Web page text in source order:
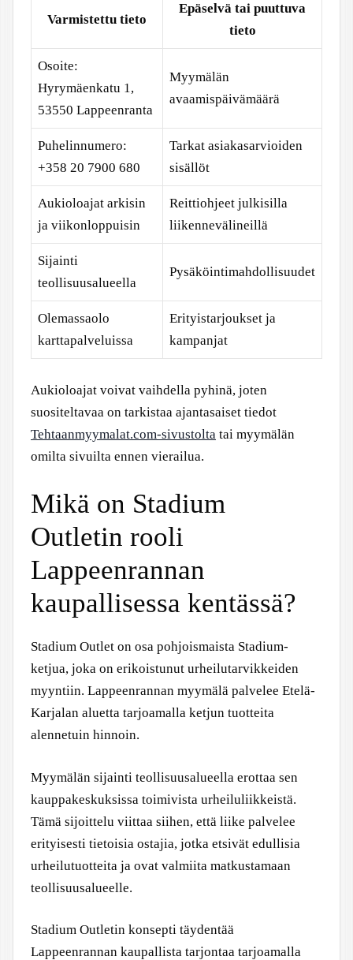
Varmistettu tieto
Epäselvä tai puuttuva
tieto
Osoite:
Hyrymäenkatu 1,
53550 Lappeenranta
Myymälän
avaamispäivämäärä
Puhelinnumero:
+358 20 7900 680
Tarkat asiakasarvioiden
sisällöt
Aukioloajat arkisin
ja viikonloppuisin
Reittiohjeet julkisilla
liikennevälineillä
Sijainti
teollisuusalueella
Pysäköintimahdollisuudet
Olemassaolo
karttapalveluissa
Erityistarjoukset ja
kampanjat
Aukioloajat voivat vaihdella pyhinä, joten
suositeltavaa on tarkistaa ajantasaiset tiedot
Tehtaanmyymalat.com-sivustolta tai myymälän
omilta sivuilta ennen vierailua.
Mikä on Stadium
Outletin rooli
Lappeenrannan
kaupallisessa kentässä?
Stadium Outlet on osa pohjoismaista Stadium-
ketjua, joka on erikoistunut urheilutarvikkeiden
myyntiin. Lappeenrannan myymälä palvelee Etelä-
Karjalan aluetta tarjoamalla ketjun tuotteita
alennetuin hinnoin.
Myymälän sijainti teollisuusalueella erottaa sen
kauppakeskuksissa toimivista urheiluliikkeistä.
Tämä sijoittelu viittaa siihen, että liike palvelee
erityisesti tietoisia ostajia, jotka etsivät edullisia
urheilutuotteita ja ovat valmiita matkustamaan
teollisuusalueelle.
Stadium Outletin konsepti täydentää
Lappeenrannan kaupallista tarjontaa tarjoamalla